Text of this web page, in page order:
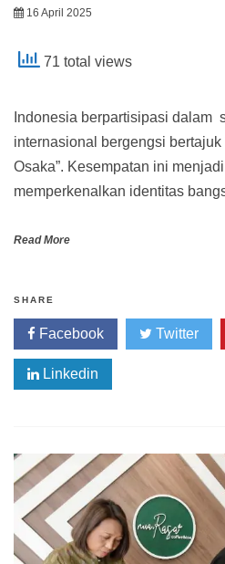
16 April 2025
71 total views
Indonesia berpartisipasi dalam
internasional bergengsi
Osaka”. Kesempatan ini
memperkenalkan identitas
Read More
SHARE
Facebook Twitter
Linkedin